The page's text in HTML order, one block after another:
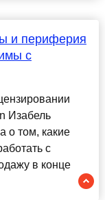
и периферия
с
Изабель
о том, какие
с
в конце